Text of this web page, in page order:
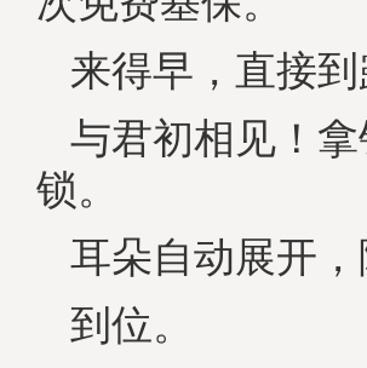
来得早，直接
与君初相见！
锁。
耳朵自动展开
到位。